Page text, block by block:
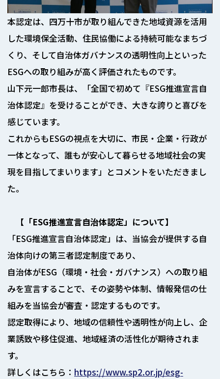
本認定は、四万十市が取り組んできた地域資源を活用
した環境保全活動、住民協働による持続可能なまちづ
くり、そして自治体ガバナンスの透明性向上といった
ESGへの取り組みが高く評価されたものです。
山下元一郎市長は、「全国で初めて『ESG推進宣言自
治体認定』を受けることができ、大きな誇りと喜びを
感じています。
これからもESGの視点を大切に、市民・企業・行政が
一体となって、誰もが安心して暮らせる地域社会の実
現を目指してまいります」とコメントをいただきまし
た。
【「ESG推進宣言自治体認定」について】
「ESG推進宣言自治体認定」は、当協会が提供する自
治体向けの第三者認定制度であり、
自治体がESG（環境・社会・ガバナンス）への取り組
みを宣言することで、その姿勢や体制、情報発信の仕
組みを当協会が審査・認定するものです。
認定取得により、地域の信頼性や透明性が向上し、企
業誘致や移住促進、地域経済の活性化が期待されま
す。
詳しくはこちら： https://www.sp2.or.jp/esg-